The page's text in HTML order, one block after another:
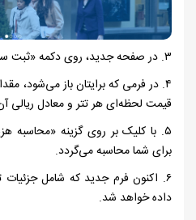
۳. در صفحه جدید، روی دکمه «ثبت سفارش» بزنید.
۴. در فرمی که برایتان باز می‌شود،
قیمت لحظه‌ای هر تتر و معادل ریالی
۵. با کلیک بر روی گزینه «محاسبه
برای شما محاسبه می‌گردد.
۶. اکنون فرم جدید که شامل
داده خواهد شد.